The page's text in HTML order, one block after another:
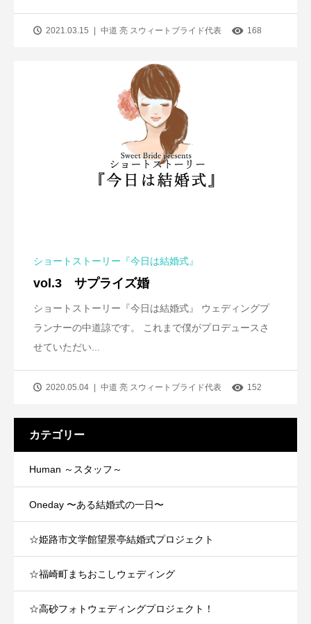
2021.03.15 中道 亮 スウィートブライド代表 168
ショートストーリー『今日は結婚式』
vol.3 サプライズ婚
ショートストーリー『今日は結婚式』 ウェディングプ
ランナーの中道諒です。 これまで僕がプロデュースさ
せていただい...
2020.05.04 中道 亮 スウィートブライド代表 152
カテゴリー
Human ～スタッフ～
Oneday 〜ある結婚式の一日〜
☆姫路市文学館望景亭結婚式プロジェクト
☆福崎町まちおこしウェディング
☆高砂フォトウェディングプロジェクト！